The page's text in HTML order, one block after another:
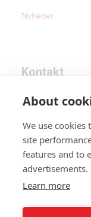
Nyheder
Kontakt
Tel:+45 87 45 60
Email:
CVR: 46183746
About
We use
site
features and to
advertisements.
Learn more